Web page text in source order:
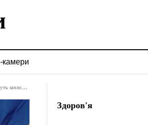
камери
за Україну
Здоров'я